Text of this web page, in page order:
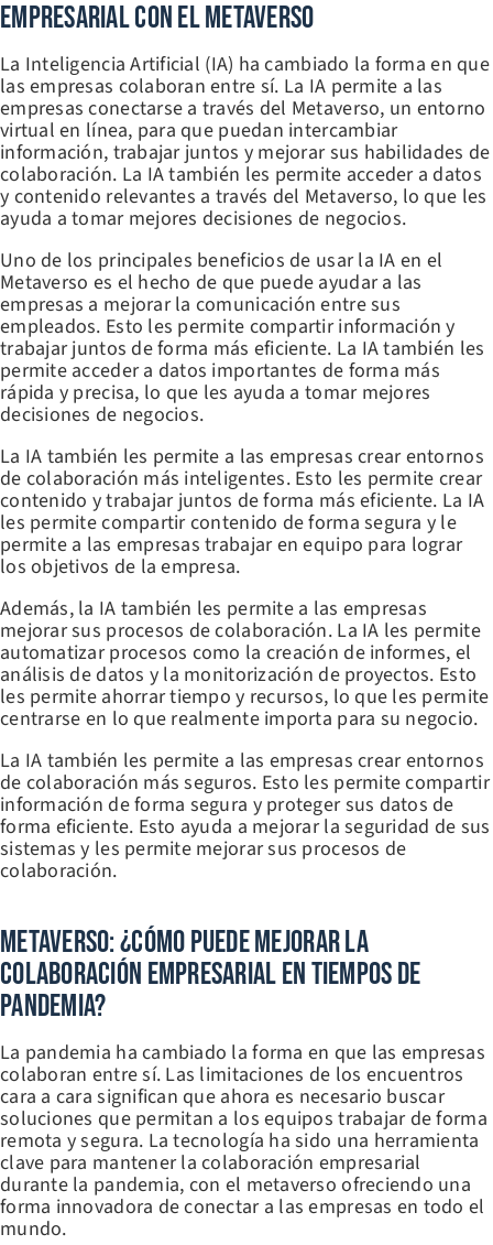
Empresarial Con El Metaverso
La Inteligencia Artificial (IA) ha cambiado la forma en que
las empresas colaboran entre sí. La IA permite a las
empresas conectarse a través del Metaverso, un entorno
virtual en línea, para que puedan intercambiar
información, trabajar juntos y mejorar sus habilidades de
colaboración. La IA también les permite acceder a datos
y contenido relevantes a través del Metaverso, lo que les
ayuda a tomar mejores decisiones de negocios.
Uno de los principales beneficios de usar la IA en el
Metaverso es el hecho de que puede ayudar a las
empresas a mejorar la comunicación entre sus
empleados. Esto les permite compartir información y
trabajar juntos de forma más eficiente. La IA también les
permite acceder a datos importantes de forma más
rápida y precisa, lo que les ayuda a tomar mejores
decisiones de negocios.
La IA también les permite a las empresas crear entornos
de colaboración más inteligentes. Esto les permite crear
contenido y trabajar juntos de forma más eficiente. La IA
les permite compartir contenido de forma segura y le
permite a las empresas trabajar en equipo para lograr
los objetivos de la empresa.
Además, la IA también les permite a las empresas
mejorar sus procesos de colaboración. La IA les permite
automatizar procesos como la creación de informes, el
análisis de datos y la monitorización de proyectos. Esto
les permite ahorrar tiempo y recursos, lo que les permite
centrarse en lo que realmente importa para su negocio.
La IA también les permite a las empresas crear entornos
de colaboración más seguros. Esto les permite compartir
información de forma segura y proteger sus datos de
forma eficiente. Esto ayuda a mejorar la seguridad de sus
sistemas y les permite mejorar sus procesos de
colaboración.
Metaverso: ¿Cómo Puede Mejorar La
Colaboración Empresarial En Tiempos De
Pandemia?
La pandemia ha cambiado la forma en que las empresas
colaboran entre sí. Las limitaciones de los encuentros
cara a cara significan que ahora es necesario buscar
soluciones que permitan a los equipos trabajar de forma
remota y segura. La tecnología ha sido una herramienta
clave para mantener la colaboración empresarial
durante la pandemia, con el metaverso ofreciendo una
forma innovadora de conectar a las empresas en todo el
mundo.